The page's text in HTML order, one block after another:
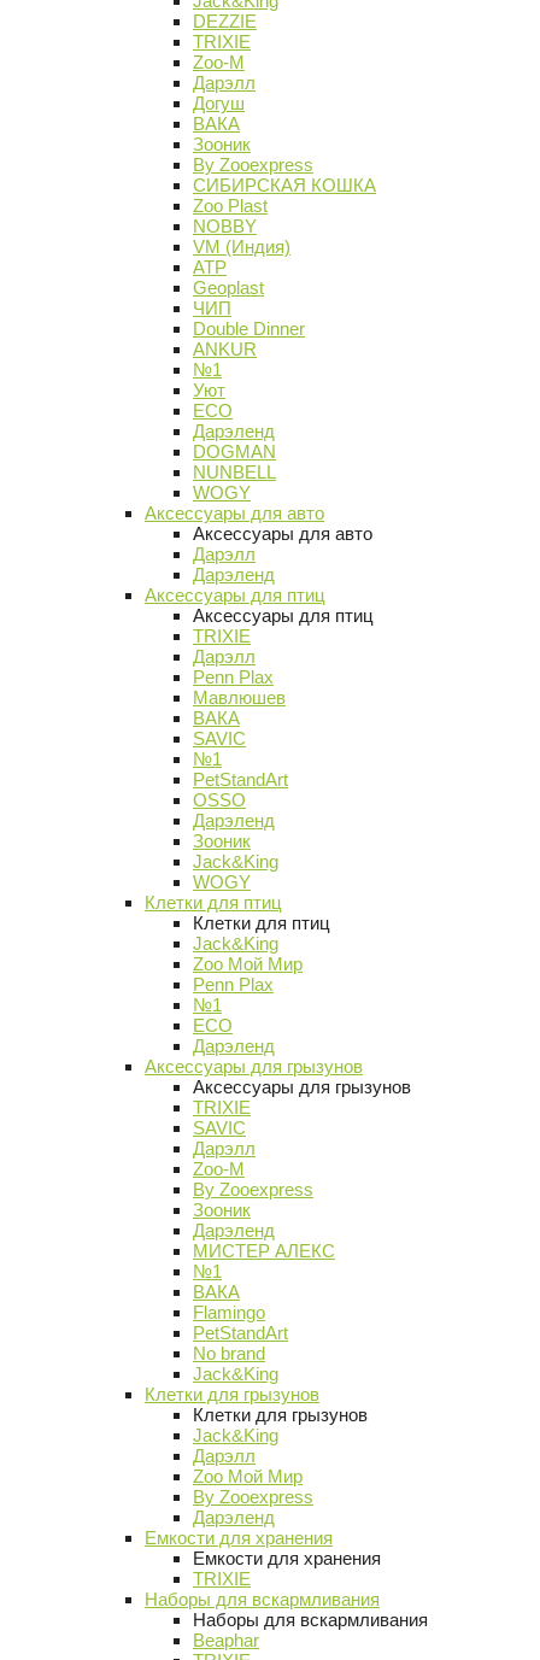
DEZZIE
TRIXIE
Zoo-M
Дарэлл
Догуш
ВАКА
Зооник
By Zooexpress
СИБИРСКАЯ КОШКА
Zoo Plast
NOBBY
VM (Индия)
АТР
Geoplast
ЧИП
Double Dinner
ANKUR
№1
Уют
ECO
Дарэленд
DOGMAN
NUNBELL
WOGY
Аксессуары для авто
Аксессуары для авто
Дарэлл
Дарэленд
Аксессуары для птиц
Аксессуары для птиц
TRIXIE
Дарэлл
Penn Plax
Мавлюшев
ВАКА
SAVIC
№1
PetStandArt
OSSO
Дарэленд
Зооник
Jack&King
WOGY
Клетки для птиц
Клетки для птиц
Jack&King
Zoo Мой Мир
Penn Plax
№1
ECO
Дарэленд
Аксессуары для грызунов
Аксессуары для грызунов
TRIXIE
SAVIC
Дарэлл
Zoo-M
By Zooexpress
Зооник
Дарэленд
МИСТЕР АЛЕКС
№1
ВАКА
Flamingo
PetStandArt
No brand
Jack&King
Клетки для грызунов
Клетки для грызунов
Jack&King
Дарэлл
Zoo Мой Мир
By Zooexpress
Дарэленд
Емкости для хранения
Емкости для хранения
TRIXIE
Наборы для вскармливания
Наборы для вскармливания
Beaphar